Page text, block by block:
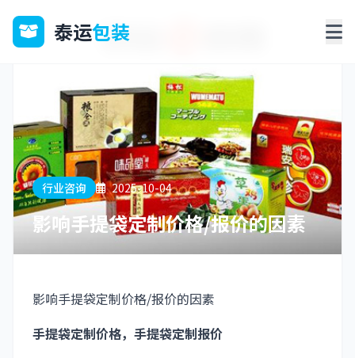
泰运包装
行业咨询 2025-10-04
影响手提袋定制价格/报价的因素
影响手提袋定制价格/报价的因素
手提袋定制价格，手提袋定制报价